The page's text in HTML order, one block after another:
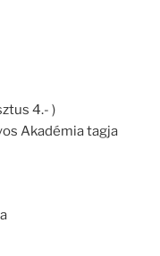
4.- )
Akadémia tagja